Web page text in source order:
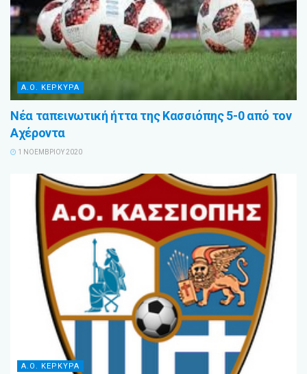
Α.Ο. ΚΕΡΚΥΡΑ
Νέα ταπεινωτική ήττα της Κασσιόπης 5-0 από τον
Αχέροντα
1 ΝΟΕΜΒΡΊΟΥ 2020
Α.Ο. ΚΕΡΚΥΡΑ